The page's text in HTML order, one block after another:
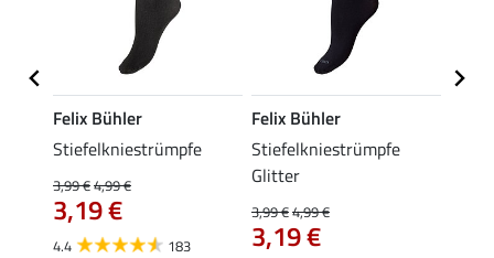
Felix Bühler
Stiefelkniestrümpfe
3,99 €4,99 €
3,19 €
4.4 183
Felix Bühler
Stiefelkniestrümpfe
Glitter
3,99 €4,99 €
3,19 €